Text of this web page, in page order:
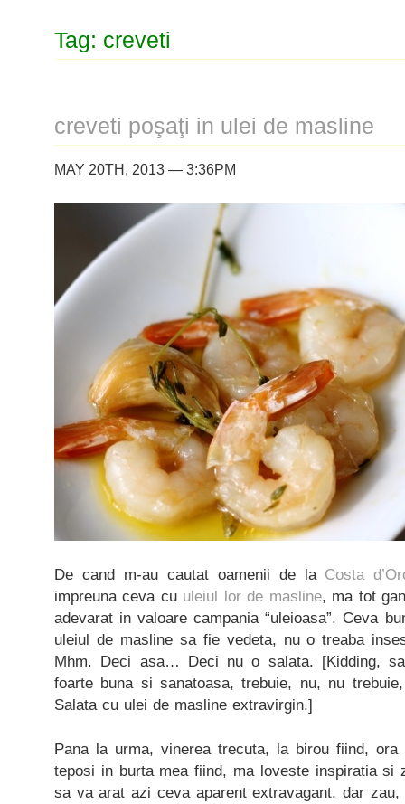
Tag: creveti
creveti poşaţi in ulei de masline
MAY 20TH, 2013 — 3:36PM
De cand m-au cautat oamenii de la Costa
impreuna ceva cu uleiul lor de masline, ma tot
adevarat in valoare campania “uleioasa”. Ceva
uleiul de masline sa fie vedeta, nu o treaba
Mhm. Deci asa… Deci nu o salata. [Kidding,
foarte buna si sanatoasa, trebuie, nu, nu
Salata cu ulei de masline extravirgin.]
Pana la urma, vinerea trecuta, la birou fiind,
teposi in burta mea fiind, ma loveste inspiratia
sa va arat azi ceva aparent extravagant, dar